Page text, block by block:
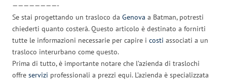
————————-
Se stai progettando un trasloco da Genova a Batman, potresti
chiederti quanto costerà. Questo articolo è destinato a fornirti
tutte le informazioni necessarie per capire i costi associati a un
trasloco interurbano come questo.
Prima di tutto, è importante notare che l’azienda di traslochi
offre servizi professionali a prezzi equi. L’azienda è specializzata